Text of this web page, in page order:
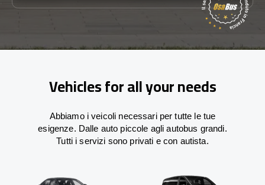
Vehicles for all your needs
Abbiamo i veicoli necessari per tutte le tue
esigenze. Dalle auto piccole agli autobus grandi.
Tutti i servizi sono privati e con autista.